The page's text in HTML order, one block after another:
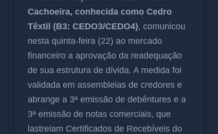
Cachoeira, conhecida como Cedro
Têxtil (B3: CEDO3/CEDO4), comunicou
nesta quinta-feira (22) ao mercado
financeiro a aprovação da readequação
de sua estrutura de dívida. A medida foi
validada em assembleias de credores e
abrange a 3ª emissão de debêntures e a
3ª emissão de notas comerciais, que
lastreiam Certificados de Recebíveis do